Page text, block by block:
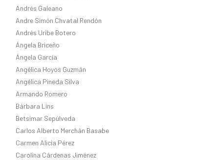
Andrés Galeano
Andre Simón Chvatal Rendón
Andrés Uribe Botero
Ángela Briceño
Ángela García
Angélica Hoyos Guzmán
Angélica Pineda Silva
Armando Romero
Bárbara Lins
Betsimar Sepúlveda
Carlos Alberto Merchán Basabe
Carmen Alicia Pérez
Carolina Cárdenas Jiménez